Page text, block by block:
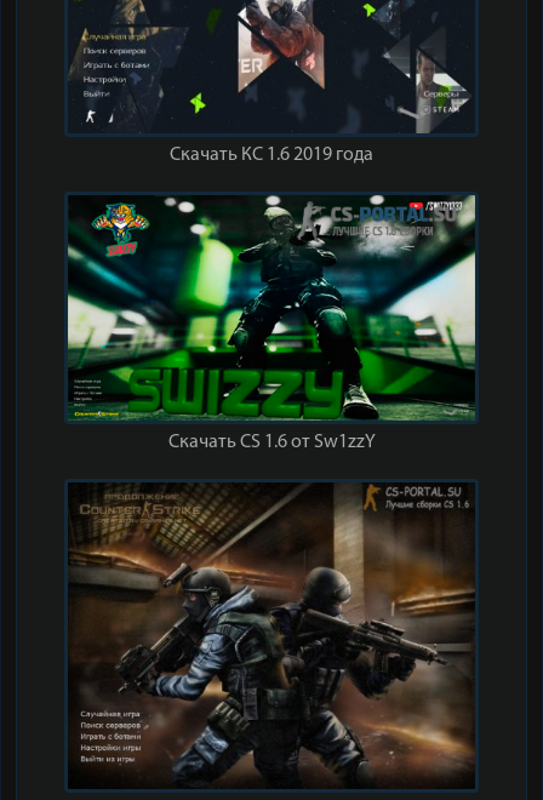
Скачать КС 1.6 2019 года
Скачать CS 1.6 от Sw1zzY